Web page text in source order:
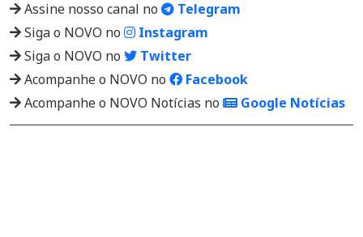
Assine nosso canal no
Telegram
Siga o NOVO no
Instagram
Siga o NOVO no
Twitter
Acompanhe o NOVO no
Facebook
Acompanhe o NOVO Notícias no
Google Notícias